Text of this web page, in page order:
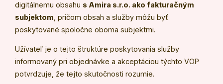
digitálnemu obsahu s Amira s.r.o. ako fakturačným
subjektom , pričom obsah a služby môžu byť
poskytované spoločne oboma subjektmi.
Užívateľ je o tejto štruktúre poskytovania služby
informovaný pri objednávke a akceptáciou týchto VOP
potvrdzuje, že tejto skutočnosti rozumie.